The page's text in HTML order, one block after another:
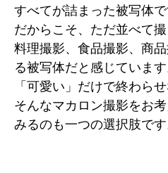
すべてが詰まった被写体で
だからこそ、ただ並べて
料理撮影、食品撮影、商
る被写体だと感じています
「可愛い」だけで終わら
そんなマカロン撮影をお
みるのも一つの選択肢です